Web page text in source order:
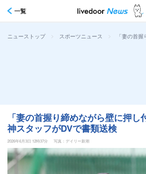
一覧
ニューストップ > スポーツニュース > 「妻の首
「妻の首握り締めながら壁に押し
神スタッフがDVで書類送検
2026年6月3日 12時37分 写真：デイリー新潮